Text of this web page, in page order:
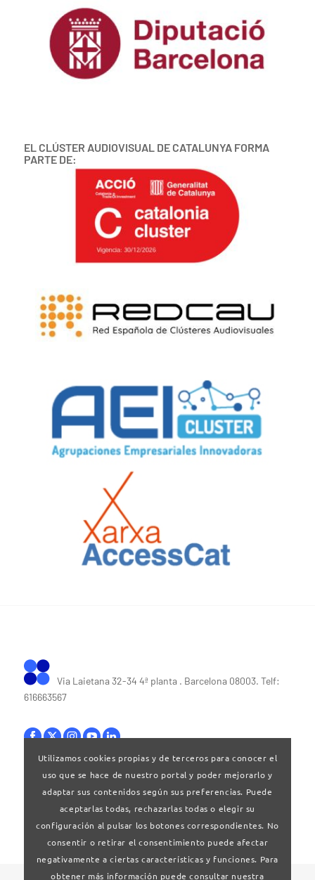
EL CLÚSTER AUDIOVISUAL DE CATALUNYA FORMA
PARTE DE:
Via Laietana 32-34 4ª planta . Barcelona 08003. Telf:
616663567
Bases legales|Política de privacitat
Utilizamos cookies propias y de terceros para conocer el
uso que se hace de nuestro portal y poder mejorarlo y
adaptar sus contenidos según sus preferencias. Puede
aceptarlas todas, rechazarlas todas o elegir su
configuración al pulsar los botones correspondientes. No
consentir o retirar el consentimiento puede afectar
negativamente a ciertas características y funciones. Para
obtener más información puede consultar nuestra